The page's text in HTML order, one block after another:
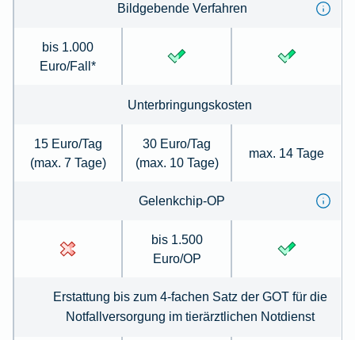
Bildgebende Verfahren
bis 1.000
Euro/Fall*
Unterbringungskosten
15 Euro/Tag
(max. 7 Tage)
30 Euro/Tag
(max. 10 Tage)
max. 14 Tage
Gelenkchip-OP
bis 1.500
Euro/OP
Erstattung bis zum 4-fachen Satz der GOT für die
Notfallversorgung im tierärztlichen Notdienst